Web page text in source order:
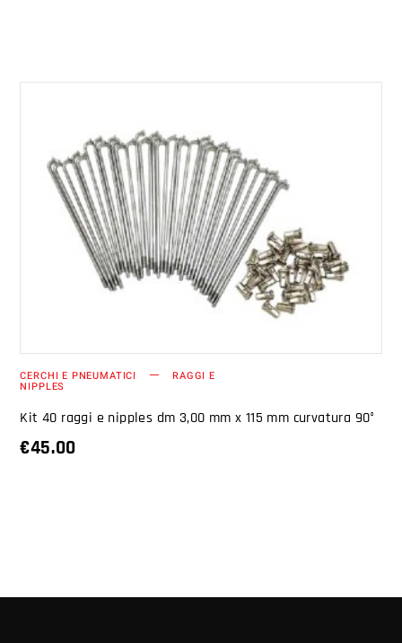
AGGIUNGI AL CARRELLO
CERCHI E PNEUMATICI RAGGI E
NIPPLES
Kit 40 raggi e nipples dm 3,00 mm x 115 mm curvatura 90°
€45.00